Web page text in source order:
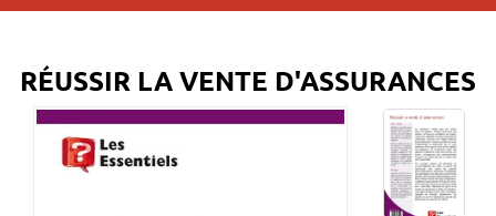
le
RÉUSSIR LA VENTE D'ASSURANCES